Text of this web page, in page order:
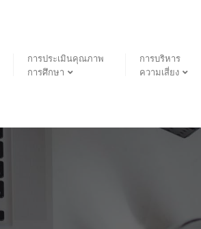
การประเมินคุณภาพ
การศึกษา
การบริหาร
ความเสี่ยง